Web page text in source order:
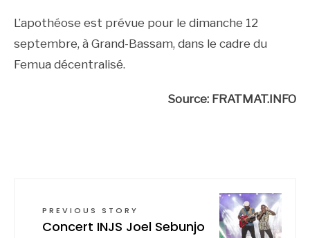
L’apothéose est prévue pour le dimanche 12
septembre, à Grand-Bassam, dans le cadre du
Femua décentralisé.
Source: FRATMAT.INFO
PREVIOUS STORY
Concert INJS Joel Sebunjo